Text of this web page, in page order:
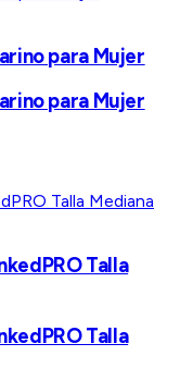
para Mujer
para Mujer
Talla
Talla